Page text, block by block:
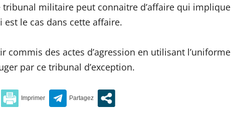
militaire peut connaitre d’affaire qui implique
le cas dans cette affaire.
commis des actes d’agression en utilisant l’uniforme
par ce tribunal d’exception.